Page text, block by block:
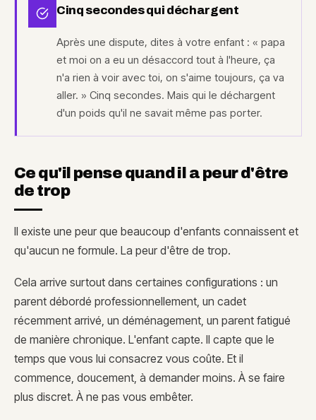
Cinq secondes qui déchargent
Après une dispute, dites à votre enfant : « papa
et moi on a eu un désaccord tout à l'heure, ça
n'a rien à voir avec toi, on s'aime toujours, ça va
aller. » Cinq secondes. Mais qui le déchargent
d'un poids qu'il ne savait même pas porter.
Ce qu'il pense quand il a peur d'être
de trop
Il existe une peur que beaucoup d'enfants connaissent et
qu'aucun ne formule. La peur d'être de trop.
Cela arrive surtout dans certaines configurations : un
parent débordé professionnellement, un cadet
récemment arrivé, un déménagement, un parent fatigué
de manière chronique. L'enfant capte. Il capte que le
temps que vous lui consacrez vous coûte. Et il
commence, doucement, à demander moins. À se faire
plus discret. À ne pas vous embêter.